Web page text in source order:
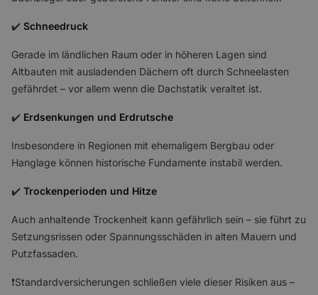
✔️ Schneedruck
Gerade im ländlichen Raum oder in höheren Lagen sind
Altbauten mit ausladenden Dächern oft durch Schneelasten
gefährdet – vor allem wenn die Dachstatik veraltet ist.
✔️ Erdsenkungen und Erdrutsche
Insbesondere in Regionen mit ehemaligem Bergbau oder
Hanglage können historische Fundamente instabil werden.
✔️ Trockenperioden und Hitze
Auch anhaltende Trockenheit kann gefährlich sein – sie führt zu
Setzungsrissen oder Spannungsschäden in alten Mauern und
Putzfassaden.
❗Standardversicherungen schließen viele dieser Risiken aus –